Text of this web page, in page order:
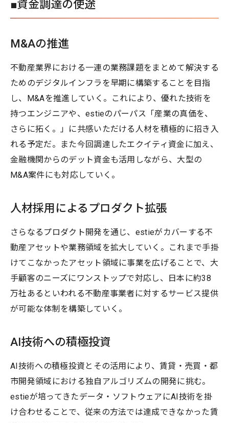
■資金調達の使途
M&Aの推進
不動産業界における一連の業務課題をまとめて解決する
ためのデジタルインフラを早期に構築することを目指
し、M&Aを推進していく。これにより、優れた技術を
持つエンジニアや、estieのパーパス「産業の真価を、
さらに拓く。」に共感いただける人材を積極的に招き入
れる予定だ。また今回調達したエクイティ資金に加え、
金融機関からのデット資金も活用しながら、大型の
M&A案件にも対応していく。
人材採用によるプロダクト拡張
さらなるプロダクト開発を通じ、estieがカバーする不
動産アセットや業務領域を拡大していく。これまで手掛
けてこなかったアセット領域に事業を広げることで、大
手顧客のニーズにワンストップで対応し、日本に約38
万社あるといわれる不動産事業者に対するサービス提供
が可能な体制を構築していく。
AI技術への積極投資
AI技術への積極投資とその活用により、賃貸・売買・都
市開発領域における独自アルゴリズムの開発に挑む。
estieが培ってきたデータ・ソフトウェアにAI技術を掛
け合わせることで、従来の方法では達成できなかった賃